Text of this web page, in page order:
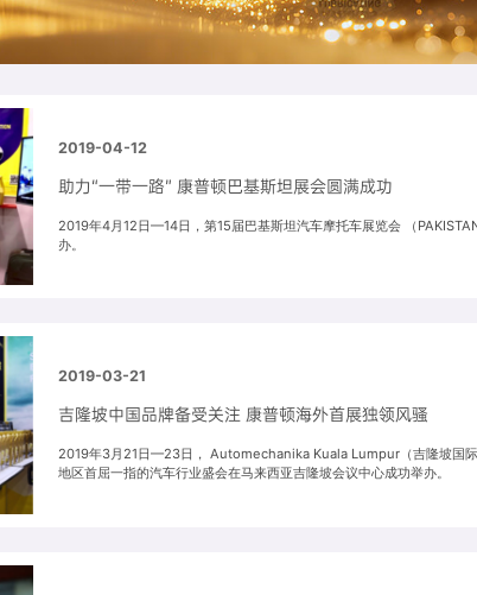
2019-04-12
助力“一带一路” 康普顿巴基斯坦展会圆满成功
2019年4月12日—14日，第15届巴基斯坦汽车摩托车展览会 （
办。
2019-03-21
吉隆坡中国品牌备受关注 康普顿海外首展独领风骚
2019年3月21日—23日， Automechanika Kuala Lumpur（吉隆坡国
地区首屈一指的汽车行业盛会在马来西亚吉隆坡会议中心成功举办。